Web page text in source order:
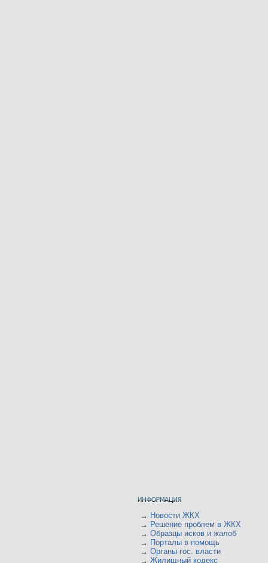
→ Новости ЖКХ
→ Решение проблем в ЖКХ
→ Образцы исков и жалоб
→ Порталы в помощь
→ Органы гос. власти
→ Жилищный кодекс